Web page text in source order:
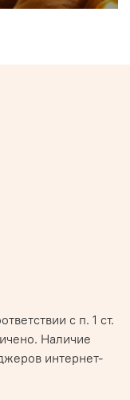
с п. 1 ст.
Наличие
интернет-